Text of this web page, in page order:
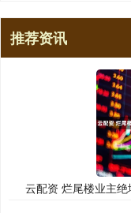
推荐资讯
云配资 烂尾楼业主